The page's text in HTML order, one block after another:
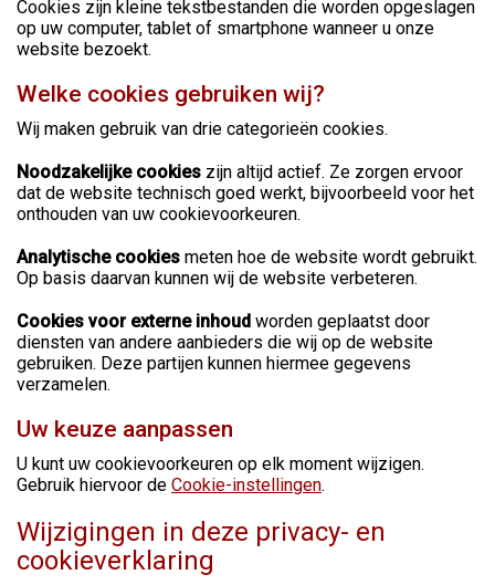
Cookies zijn kleine tekstbestanden die worden opgeslagen
op uw computer, tablet of smartphone wanneer u onze
website bezoekt.
Welke cookies gebruiken wij?
Wij maken gebruik van drie categorieën cookies.
Noodzakelijke cookies zijn altijd actief. Ze zorgen ervoor
dat de website technisch goed werkt, bijvoorbeeld voor het
onthouden van uw cookievoorkeuren.
Analytische cookies meten hoe de website wordt gebruikt.
Op basis daarvan kunnen wij de website verbeteren.
Cookies voor externe inhoud worden geplaatst door
diensten van andere aanbieders die wij op de website
gebruiken. Deze partijen kunnen hiermee gegevens
verzamelen.
Uw keuze aanpassen
U kunt uw cookievoorkeuren op elk moment wijzigen.
Gebruik hiervoor de Cookie-instellingen.
Wijzigingen in deze privacy- en
cookieverklaring